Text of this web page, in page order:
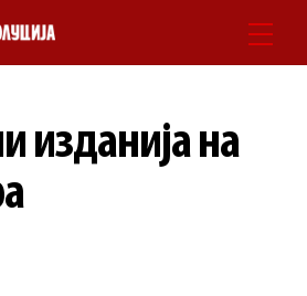
изданија на